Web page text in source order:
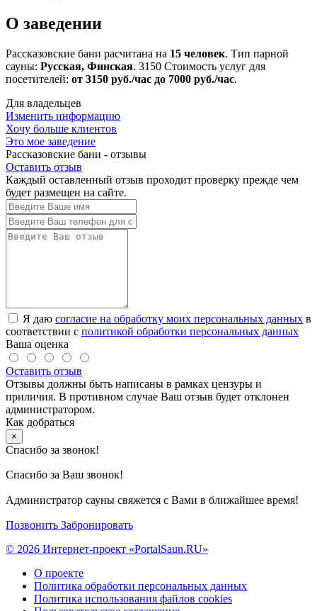
О заведении
Рассказовские бани расчитана на 15 человек. Тип парной
сауны: Русская, Финская. 3150 Стоимость услуг для
посетителей: от 3150 руб./час до 7000 руб./час.
Для владельцев
Изменить информацию
Хочу больше клиентов
Это мое заведение
Рассказовские бани - отзывы
Оставить отзыв
Каждый оставленный отзыв проходит проверку прежде чем
будет размещен на сайте.
Я даю согласие на обработку моих персональных данных в
соответствии с политикой обработки персональных данных
Ваша оценка
Оставить отзыв
Отзывы должны быть написаны в рамках цензуры и
приличия. В противном случае Ваш отзыв будет отклонен
администратором.
Как добраться
×
Спасибо за звонок!
Спасибо за Ваш звонок!
Администратор сауны свяжется с Вами в ближайшее время!
Позвонить Забронировать
© 2026 Интернет-проект «PortalSaun.RU»
О проекте
Политика обработки персональных данных
Политика использования файлов cookies